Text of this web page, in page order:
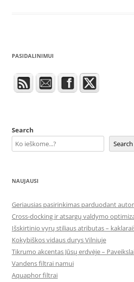
PASIDALINIMUI
Search
Search
NAUJAUSI
Geriausias pasirinkimas parduodant
Cross-docking ir atsargų valdymo
Išskirtinio vyrų stiliaus atributas –
Kokybiškos vidaus durys Vilniuje
Tikrumo akcentas Jūsų erdvėje –
Vandens filtrai namui
Aquaphor filtrai